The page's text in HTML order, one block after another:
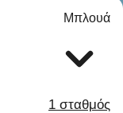
Μπλουά
1 σταθμός